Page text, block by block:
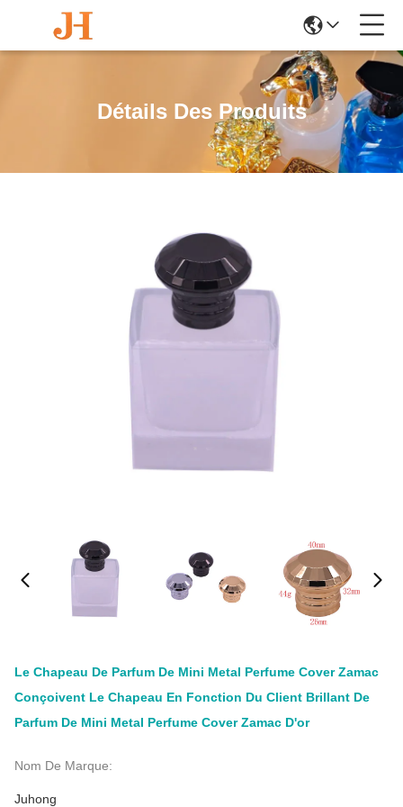
Détails Des Produits
Le Chapeau De Parfum De Mini Metal Perfume Cover Zamac
Conçoivent Le Chapeau En Fonction Du Client Brillant De
Parfum De Mini Metal Perfume Cover Zamac D'or
Nom De Marque:
Juhong